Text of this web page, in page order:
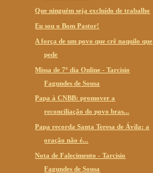
Que ninguém seja excluído de trabalho
Eu sou o Bom Pastor!
A força de um povo que crê naquilo que
pede
Missa de 7º dia Online - Tarcisio
Fagundes de Sousa
Papa à CNBB: promover a
reconciliação do povo bras...
Papa recorda Santa Teresa de Ávila: a
oração não é...
Nota de Falecimento - Tarcisio
Fagundes de Sousa